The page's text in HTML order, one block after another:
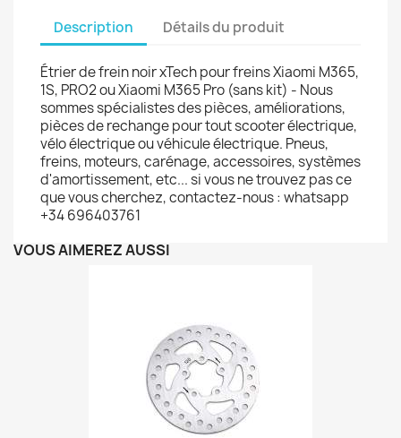
Description Détails du produit
Étrier de frein noir xTech pour freins Xiaomi M365,
1S, PRO2 ou Xiaomi M365 Pro (sans kit) - Nous
sommes spécialistes des pièces, améliorations,
pièces de rechange pour tout scooter électrique,
vélo électrique ou véhicule électrique. Pneus,
freins, moteurs, carénage, accessoires, systèmes
d'amortissement, etc... si vous ne trouvez pas ce
que vous cherchez, contactez-nous : whatsapp
+34 696403761
VOUS AIMEREZ AUSSI